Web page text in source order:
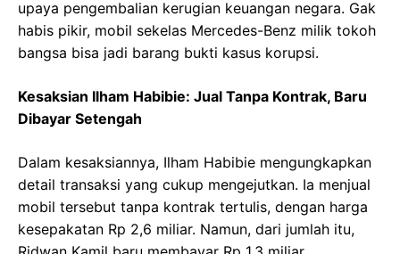
upaya pengembalian kerugian keuangan negara. Gak
habis pikir, mobil sekelas Mercedes-Benz milik tokoh
bangsa bisa jadi barang bukti kasus korupsi.
Kesaksian Ilham Habibie: Jual Tanpa Kontrak, Baru
Dibayar Setengah
Dalam kesaksiannya, Ilham Habibie mengungkapkan
detail transaksi yang cukup mengejutkan. Ia menjual
mobil tersebut tanpa kontrak tertulis, dengan harga
kesepakatan Rp 2,6 miliar. Namun, dari jumlah itu,